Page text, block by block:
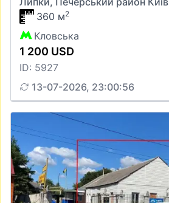
360 м2
Кловська
1 200 USD
ID: 5927
13-07-2026, 23:00:56